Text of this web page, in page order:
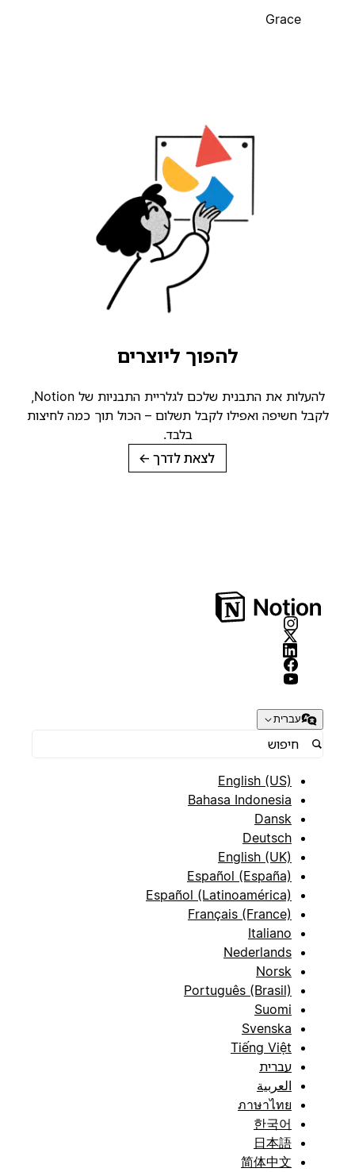
Grace
להפוך ליוצרים
להעלות את התבנית שלכם לגלריית התבניות של Notion,
לקבל חשיפה ואפילו לקבל תשלום – הכול תוך כמה לחיצות
בלבד.
לצאת לדרך→
עברית
English (US)
Bahasa Indonesia
Dansk
Deutsch
English (UK)
Español (España)
Español (Latinoamérica)
Français (France)
Italiano
Nederlands
Norsk
Português (Brasil)
Suomi
Svenska
Tiếng Việt
עברית
العربية
ภาษาไทย
한국어
日本語
简体中文